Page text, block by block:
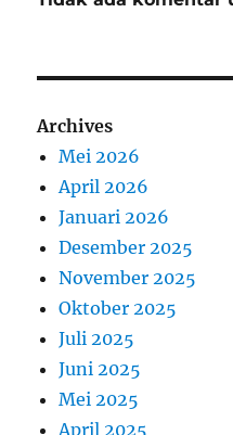
Archives
Mei 2026
April 2026
Januari 2026
Desember 2025
November 2025
Oktober 2025
Juli 2025
Juni 2025
Mei 2025
April 2025